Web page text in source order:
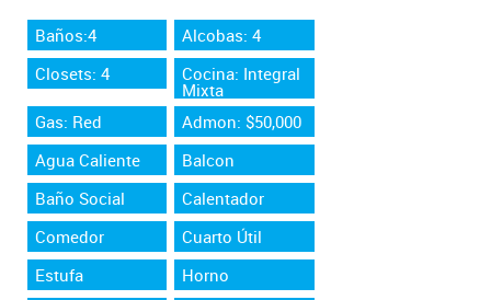
Baños:4
Alcobas: 4
Closets: 4
Cocina: Integral
Mixta
Gas: Red
Admon: $50,000
Agua Caliente
Balcon
Baño Social
Calentador
Comedor
Cuarto Útil
Estufa
Horno